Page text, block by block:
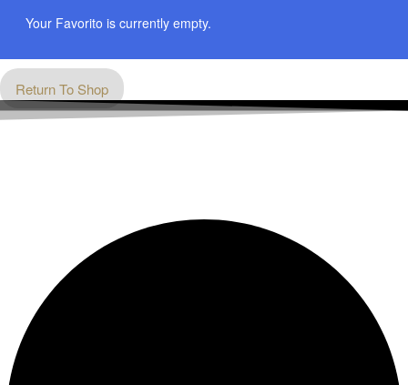
Your Favorito is currently empty.
Return To Shop